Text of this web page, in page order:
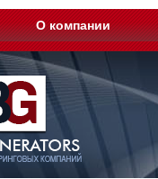
О компании